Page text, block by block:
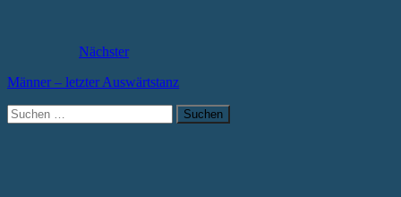
Nächster
Männer – letzter Auswärtstanz
Suchen
nach: